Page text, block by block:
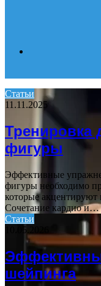
for
Статьи
11.11.2025
Тренировка
фигуры
Эффективные
фигуры необходимо
которые
Сочетание кардио и…
Статьи
10.05.2026
шейпинга